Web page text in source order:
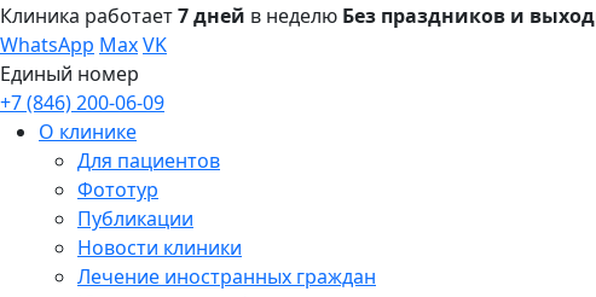
Клиника работает7 дней в неделю Без праздников и
WhatsApp MaxVK
Единый номер
+7 (846) 200-06-09
О клинике
Для пациентов
Фототур
Публикации
Новости клиники
Лечение иностранных граждан